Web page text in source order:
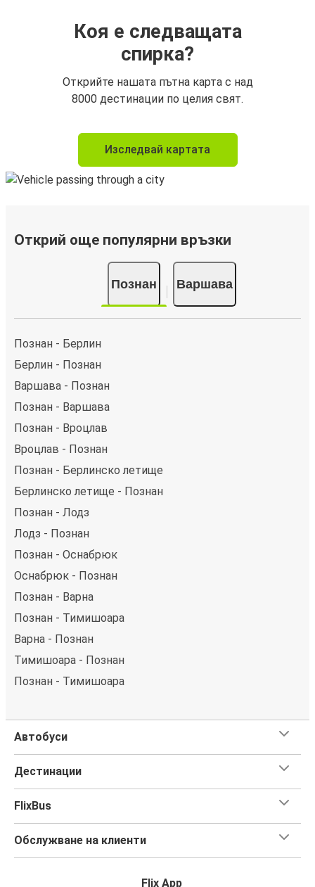
Коя е следващата
спирка?
Открийте нашата пътна карта с над
8000 дестинации по целия свят.
Изследвай картата
Открий още популярни връзки
Познан Варшава
Познан - Берлин
Берлин - Познан
Варшава - Познан
Познан - Варшава
Познан - Вроцлав
Вроцлав - Познан
Познан - Берлинско летище
Берлинско летище - Познан
Познан - Лодз
Лодз - Познан
Познан - Оснабрюк
Оснабрюк - Познан
Познан - Варна
Познан - Тимишоара
Варна - Познан
Тимишоара - Познан
Познан - Тимишоара
Автобуси
Дестинации
FlixBus
Обслужване на клиенти
Flix App